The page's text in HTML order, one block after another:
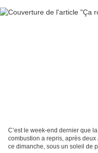
C’est le week-end dernier que
combustion a repris, après deux
ce dimanche, sous un soleil de